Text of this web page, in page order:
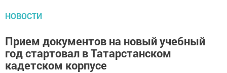
НОВОСТИ
Прием документов на новый учебный
год стартовал в Татарстанском
кадетском корпусе